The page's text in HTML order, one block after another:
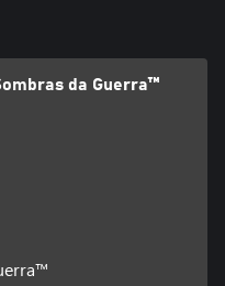
da Guerra™